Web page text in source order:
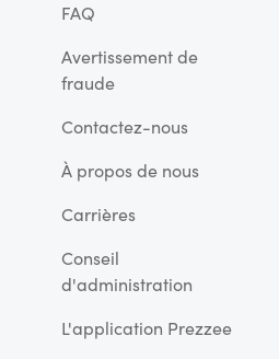
FAQ
Avertissement de
fraude
Contactez-nous
À propos de nous
Carrières
Conseil
d'administration
L'application Prezzee